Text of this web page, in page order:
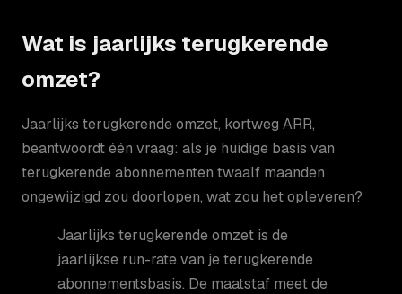
Wat is jaarlijks terugkerende
omzet?
Jaarlijks terugkerende omzet, kortweg ARR,
beantwoordt één vraag: als je huidige basis van
terugkerende abonnementen twaalf maanden
ongewijzigd zou doorlopen, wat zou het opleveren?
Jaarlijks terugkerende omzet is de
jaarlijkse run-rate van je terugkerende
abonnementsbasis. De maatstaf meet de